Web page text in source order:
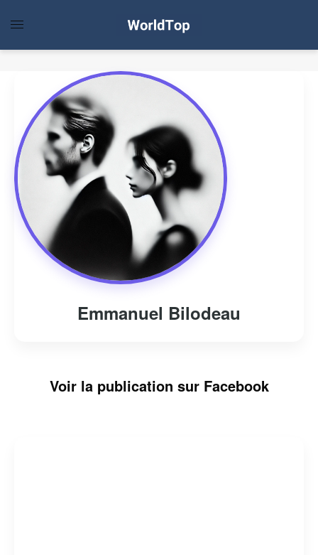
Emmanuel Bilodeau
Voir la publication sur Facebook